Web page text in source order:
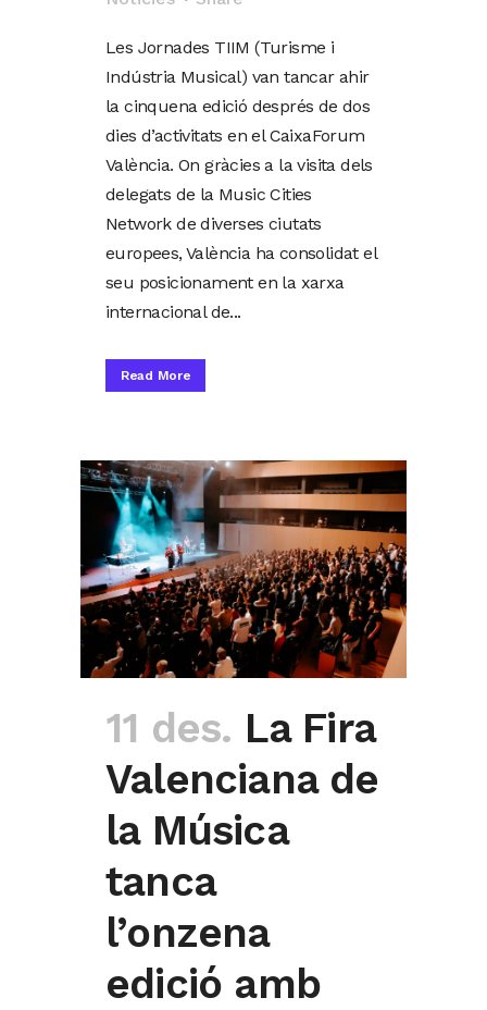
Les Jornades TIIM (Turisme i
Indústria Musical) van tancar ahir
la cinquena edició després de dos
dies d’activitats en el CaixaForum
València. On gràcies a la visita dels
delegats de la Music Cities
Network de diverses ciutats
europees, València ha consolidat el
seu posicionament en la xarxa
internacional de...
Read More
11 des. La Fira
Valenciana de
la Música
tanca
l’onzena
edició amb